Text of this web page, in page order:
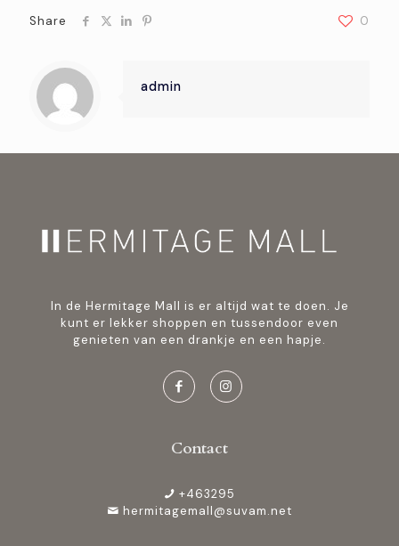
Share 0
admin
In de Hermitage Mall is er altijd wat te doen. Je
kunt er lekker shoppen en tussendoor even
genieten van een drankje en een hapje.
Contact
+463295
hermitagemall@suvam.net